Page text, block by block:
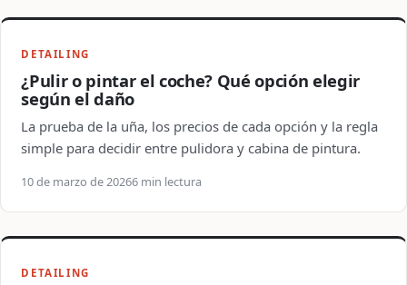
DETAILING
¿Pulir o pintar el coche? Qué opción elegir
según el daño
La prueba de la uña, los precios de cada opción y la regla
simple para decidir entre pulidora y cabina de pintura.
10 de marzo de 20266 min lectura
DETAILING